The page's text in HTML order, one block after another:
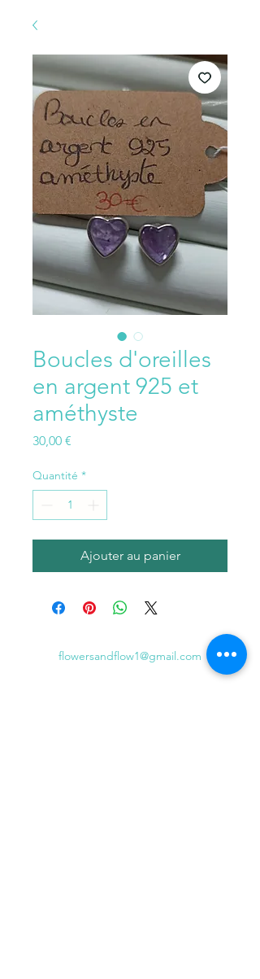
Boucles d'oreilles
en argent 925 et
améthyste
30,00 €
Quantité *
Ajouter au panier
flowersandflow1@gmail.com